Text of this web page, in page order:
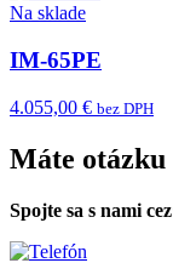
Na sklade
IM-65PE
4.055,00 € bez DPH
Máte
Spojte sa s nami